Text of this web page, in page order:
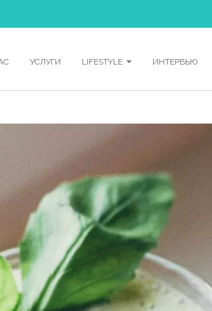
УСЛУГИ LIFESTYLE ИНТЕРВЬЮ